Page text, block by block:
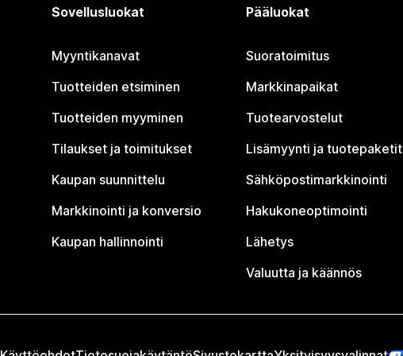
Sovellusluokat
Myyntikanavat
Tuotteiden etsiminen
Tuotteiden myyminen
Tilaukset ja toimitukset
Kaupan suunnittelu
Markkinointi ja konversio
Kaupan hallinnointi
Pääluokat
Suoratoimitus
Markkinapaikat
Tuotearvostelut
Lisämyynti ja tuotepaketit
Sähköpostimarkkinointi
Hakukoneoptimointi
Lähetys
Valuutta ja käännös